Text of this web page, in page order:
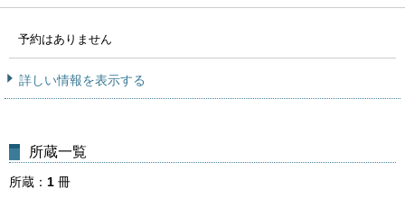
予約はありません
詳しい情報を表示する
所蔵一覧
所蔵 1 冊